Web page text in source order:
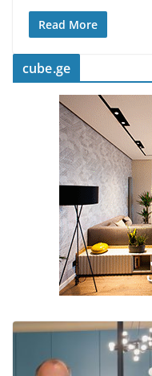
Read More
cube.ge